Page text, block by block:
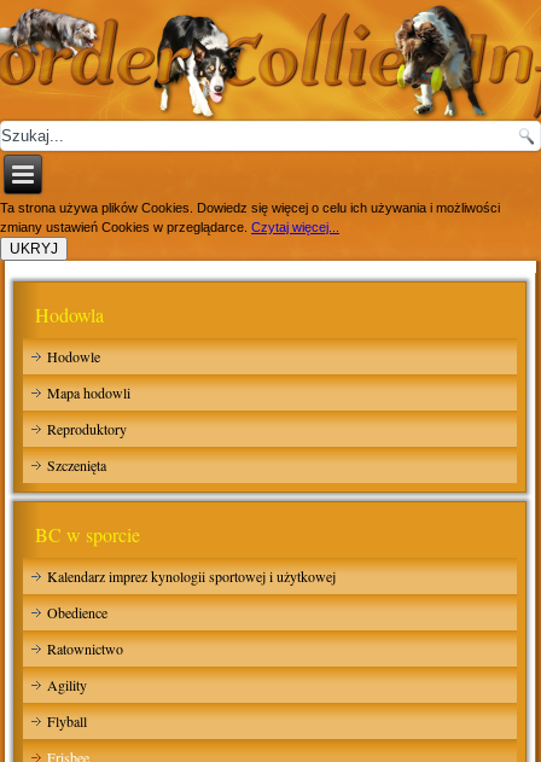
Ta strona używa plików Cookies. Dowiedz się więcej o celu ich używania i możliwości
zmiany ustawień Cookies w przeglądarce. Czytaj więcej...
Hodowla
Hodowle
Mapa hodowli
Reproduktory
Szczenięta
BC w sporcie
Kalendarz imprez kynologii sportowej i użytkowej
Obedience
Ratownictwo
Agility
Flyball
Frisbee